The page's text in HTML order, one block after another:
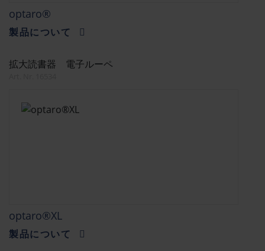
optaro®
製品について
拡大読書器 電子ルーペ
optaro®XL
製品について